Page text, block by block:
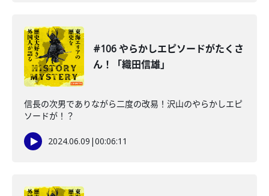
#106 やらかしエピソードがたくさ
ん！「織田信雄」
信長の次男でありながら二度の改易！沢山のやらかしエピ
ソードが！？
2024.06.09 |00:06:11